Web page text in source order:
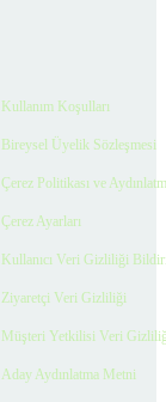
Kullanım Koşulları
Bireysel Üyelik Sözleşmesi
Çerez Politikası ve
Çerez Ayarları
Kullanıcı Veri Gizliliği
Ziyaretçi Veri Gizliliği
Müşteri Yetkilisi Veri
Aday Aydınlatma Metni